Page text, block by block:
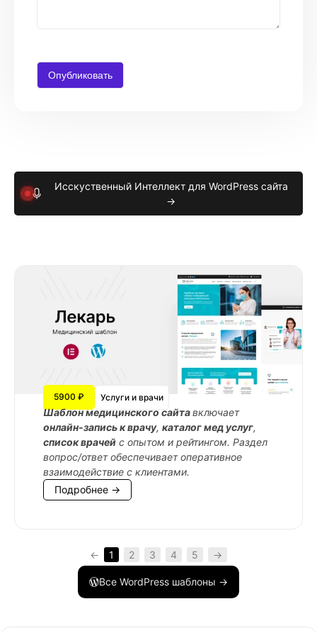
Исскуственный Интеллект для WordPress сайта
→
5900 ₽ Услуги и врачи
Шаблон медицинского сайтавключает
онлайн-запись к врачу, каталог мед услуг,
список врачей с опытом и рейтингом. Раздел
вопрос/ответ обеспечивает оперативное
взаимодействие с клиентами.
Подробнее →
← 1 2 3 4 5 →
Все WordPress шаблоны →